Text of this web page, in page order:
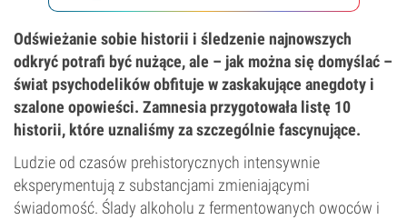
Odświeżanie sobie historii i śledzenie najnowszych
odkryć potrafi być nużące, ale – jak można się domyślać –
świat psychodelików obfituje w zaskakujące anegdoty i
szalone opowieści. Zamnesia przygotowała listę 10
historii, które uznaliśmy za szczególnie fascynujące.
Ludzie od czasów prehistorycznych intensywnie
eksperymentują z substancjami zmieniającymi
świadomość. Ślady alkoholu z fermentowanych owoców i